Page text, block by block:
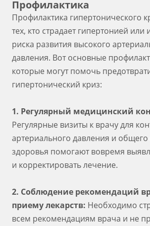
Профилактика
Профилактика гипертонического
тех, кто страдает гипертонией
риска развития высокого
давления. Вот основные
которые могут помочь
гипертонический криз:
1. Регулярный медицинский
Регулярные визиты к врачу для
артериального давления и общего
здоровья помогают вовремя
и корректировать лечение.
2. Соблюдение рекомендаций
приему лекарств: Необходимо
всем рекомендациям врача и не